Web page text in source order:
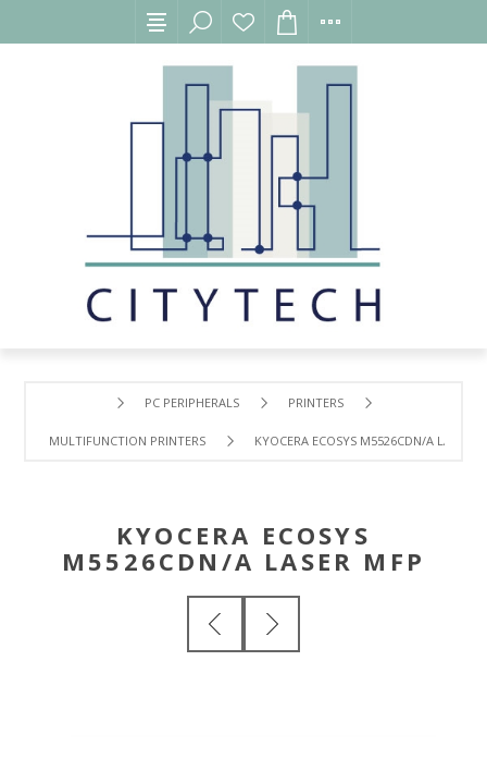
PC PERIPHERALS PRINTERS
MULTIFUNCTION PRINTERS KYOCERA ECOSYS M5526CDN/A LASER
KYOCERA ECOSYS
M5526CDN/A LASER MFP